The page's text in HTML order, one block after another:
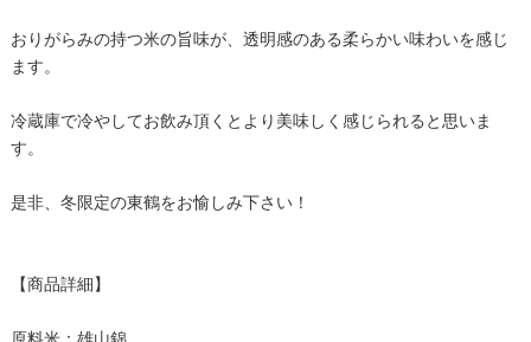
おりがらみの持つ米の旨味が、透明感のある柔らかい味わいを感じ
ます。
冷蔵庫で冷やしてお飲み頂くとより美味しく感じられると思いま
す。
是非、冬限定の東鶴をお愉しみ下さい！
【商品詳細】